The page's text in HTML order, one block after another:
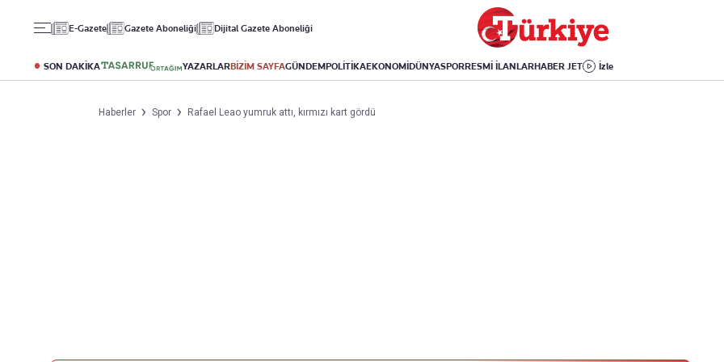
E-Gazete Gazete Aboneliği Dijital Gazete Aboneliği
SON DAKİKA YAZARLARBİZİM SAYFAGÜNDEMPOLİTİKAEKONOMİDÜNYASPORRESMİ İLANLARHABER JET İzle
Altın
Döviz
Kripto Para
Puan Durumu
Fikstür
Avrupa Ligi
Avrupa
Amerika
Yaşam
Sağlık
Yemek
Kitap
Haberler Spor Rafael Leao yumruk attı, kırmızı kart gördü